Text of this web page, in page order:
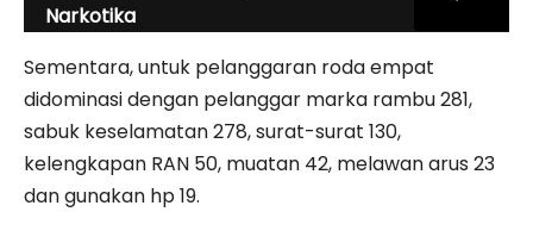
Narkotika
Sementara, untuk pelanggaran roda empat
didominasi dengan pelanggar marka rambu 281,
sabuk keselamatan 278, surat-surat 130,
kelengkapan RAN 50, muatan 42, melawan arus 23
dan gunakan hp 19.